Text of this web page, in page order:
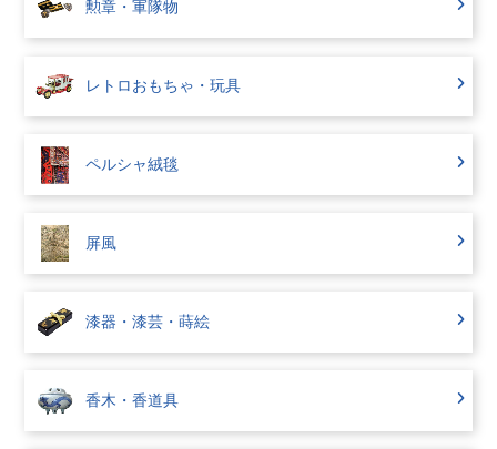
勲章・軍隊物
レトロおもちゃ・玩具
ペルシャ絨毯
屏風
漆器・漆芸・蒔絵
香木・香道具